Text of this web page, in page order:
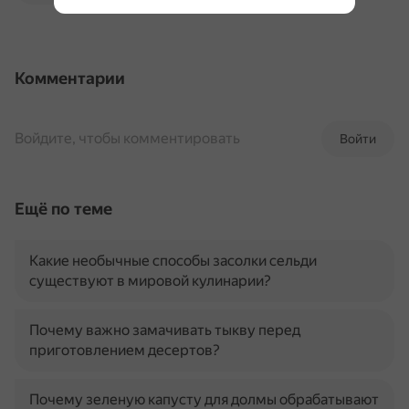
Комментарии
Войти
Войдите, чтобы комментировать
Ещё по теме
Какие необычные способы засолки сельди
существуют в мировой кулинарии?
Почему важно замачивать тыкву перед
приготовлением десертов?
Почему зеленую капусту для долмы обрабатывают